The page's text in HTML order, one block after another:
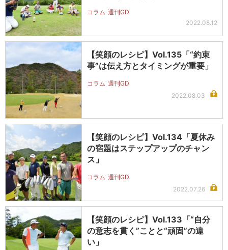
コラム 週刊GD
2022.08.12
【笑顔のレシピ】Vol.135「“約束
事”は伝え方とタイミングが重要」
コラム 週刊GD
2022.08.03
【笑顔のレシピ】Vol.134「夏休み
の宿題はステップアップのチャン
ス」
コラム 週刊GD
2022.07.26
【笑顔のレシピ】Vol.133「“自分
の意志を貫く”ことと“頑固”の違
い」